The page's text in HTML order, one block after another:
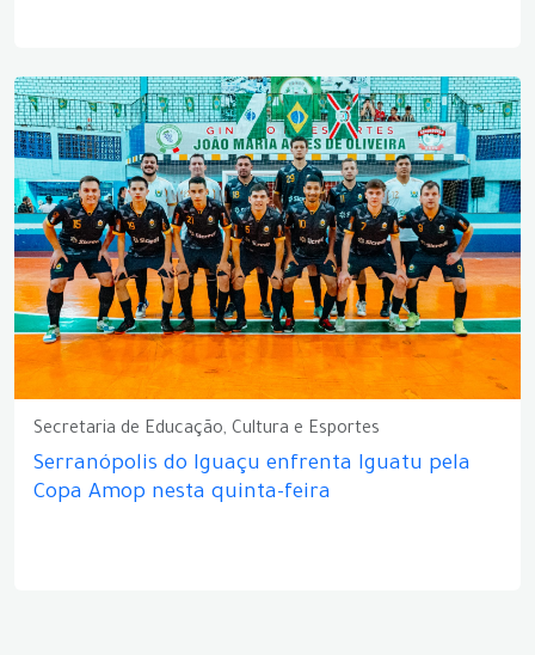
Secretaria de Educação, Cultura e Esportes
Serranópolis do Iguaçu enfrenta Iguatu pela
Copa Amop nesta quinta-feira